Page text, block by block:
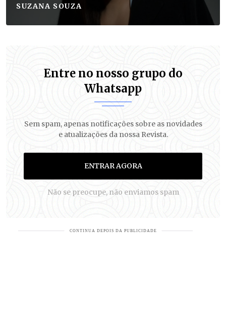
SUZANA SOUZA
Entre no nosso grupo do
Whatsapp
Sem spam, apenas notificações sobre as novidades
e atualizações da nossa Revista.
ENTRAR AGORA
Não se preocupe, não enviamos spam